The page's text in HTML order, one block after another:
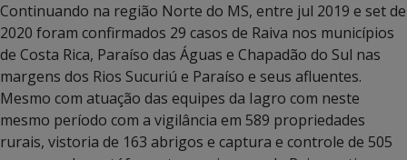
Continuando na região Norte do MS, entre jul 2019 e set de
2020 foram confirmados 29 casos de Raiva nos municípios
de Costa Rica, Paraíso das Águas e Chapadão do Sul nas
margens dos Rios Sucuriú e Paraíso e seus afluentes.
Mesmo com atuação das equipes da Iagro com neste
mesmo período com a vigilância em 589 propriedades
rurais, vistoria de 163 abrigos e captura e controle de 505